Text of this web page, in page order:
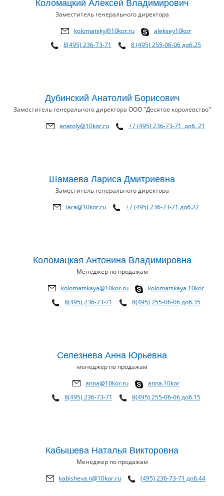
Коломацкий Алексей Владимирович
Заместитель генерального директора
kolomatsky@10kor.ru
aleksey10kor
8(495) 236-73-71
8 (495) 255-06-06 доб.25
Дубинский Анатолий Борисович
Заместитель генерального директора ООО "Десятое королевство"
anatoly@10kor.ru
+7 (495) 236-73-71, доб. 21
Шамаева Лариса Дмитриевна
Заместитель генерального директора
lara@10kor.ru
+7 (495) 236-73-71 доб.22
Коломацкая Антонина Владимировна
Менеджер по продажам
kolomatskaya@10kor.ru
kolomatskaya.10kor
8(495) 236-73-71
8(495) 255-06-06 доб.35
Селезнева Анна Юрьевна
менеджер по продажам
anna@10kor.ru
anna.10kor
8(495) 236-73-71
8(495) 255-06-06 доб.15
Кабышева Наталья Викторовна
Менеджер по продажам
kabisheva.n@10kor.ru
(495) 236-73-71 доб.44